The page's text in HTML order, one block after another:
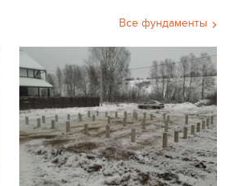
Все фундаменты